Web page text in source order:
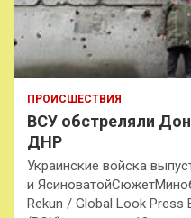
ПРОИСШЕСТВИЯ
ВСУ обстреляли
ДНР
Украинские войска
и
Rekun / Global Look